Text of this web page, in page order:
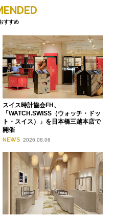
すすめ
スイス時計協会FH、
「WATCH.SWISS（ウォッチ・ドッ
ト・スイス）」を日本橋三越本店で
開催
NEWS 2026.08.06